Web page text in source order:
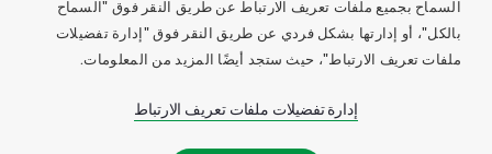
السماح بجميع ملفات تعريف الارتباط عن طريق النقر فوق "السماح
بالكل"، أو إدارتها بشكل فردي عن طريق النقر فوق "إدارة تفضيلات
ملفات تعريف الارتباط"، حيث ستجد أيضًا المزيد من المعلومات.
إدارة تفضيلات ملفات تعريف الارتباط